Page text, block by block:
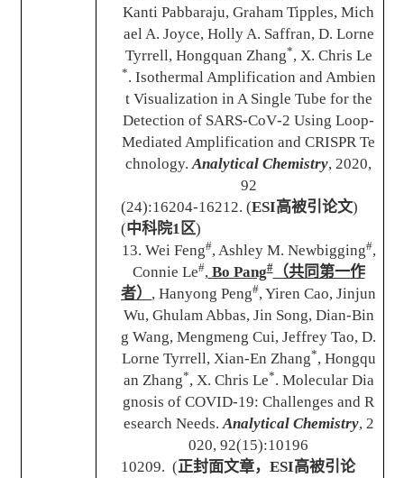
Kanti Pabbaraju, Graham Tipples, Mich
ael A. Joyce, Holly A. Saffran, D. Lorne
Tyrrell, Hongquan Zhang*, X. Chris Le
*. Isothermal Amplification and Ambien
t Visualization in A Single Tube for the
Detection of SARS-CoV‑2 Using Loop-
Mediated Amplification and CRISPR Te
chnology.Analytical Chemistry, 2020,
92
(24):16204-16212. (ESI高被引论文)
(中科院1 区)
13. Wei Feng#, Ashley M. Newbigging#,
Connie Le#,Bo Pang#（共同第一作
者） , Hanyong Peng#, Yiren Cao, Jinjun
Wu, Ghulam Abbas, Jin Song, Dian-Bin
g Wang, Mengmeng Cui, Jeffrey Tao, D.
Lorne Tyrrell, Xian-En Zhang*, Hongqu
an Zhang*, X. Chris Le*. Molecular Dia
gnosis of COVID-19: Challenges and R
esearch Needs.Analytical Chemistry, 2
020, 92(15):10196
10209. (正封面文章， ESI高被引论